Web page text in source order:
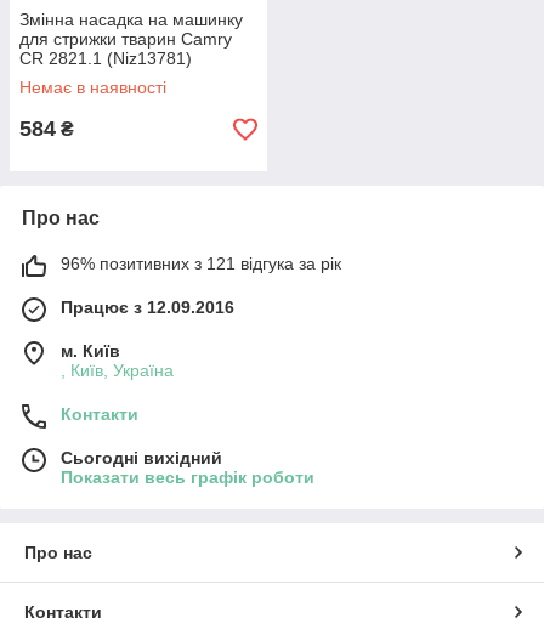
Змінна насадка на машинку
для стрижки тварин Camry
CR 2821.1 (Niz13781)
Немає в наявності
584 ₴
Про нас
96% позитивних з 121 відгука за рік
Працює з 12.09.2016
м. Київ
, Київ, Україна
Контакти
Сьогодні вихідний
Показати весь графік роботи
Про нас
Контакти